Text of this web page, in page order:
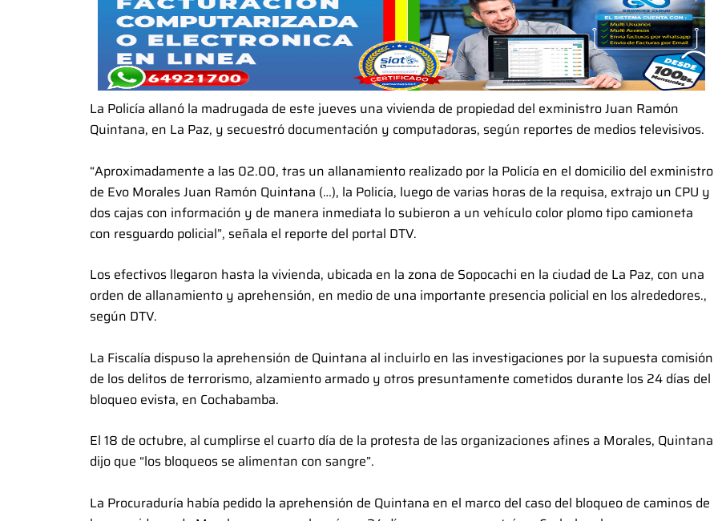
La Policía allanó la madrugada de este jueves una vivienda de propiedad del exministro Juan Ramón
Quintana, en La Paz, y secuestró documentación y computadoras, según reportes de medios televisivos.
“Aproximadamente a las 02.00, tras un allanamiento realizado por la Policía en el domicilio del exministro
de Evo Morales Juan Ramón Quintana (…), la Policía, luego de varias horas de la requisa, extrajo un CPU y
dos cajas con información y de manera inmediata lo subieron a un vehículo color plomo tipo camioneta
con resguardo policial”, señala el reporte del portal DTV.
Los efectivos llegaron hasta la vivienda, ubicada en la zona de Sopocachi en la ciudad de La Paz, con una
orden de allanamiento y aprehensión, en medio de una importante presencia policial en los alrededores.,
según DTV.
La Fiscalía dispuso la aprehensión de Quintana al incluirlo en las investigaciones por la supuesta comisión
de los delitos de terrorismo, alzamiento armado y otros presuntamente cometidos durante los 24 días del
bloqueo evista, en Cochabamba.
El 18 de octubre, al cumplirse el cuarto día de la protesta de las organizaciones afines a Morales, Quintana
dijo que “los bloqueos se alimentan con sangre”.
La Procuraduría había pedido la aprehensión de Quintana en el marco del caso del bloqueo de caminos de